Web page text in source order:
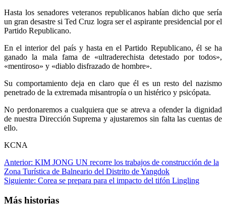
Hasta los senadores veteranos republicanos habían dicho que sería
un gran desastre si Ted Cruz logra ser el aspirante presidencial por el
Partido Republicano.
En el interior del país y hasta en el Partido Republicano, él se ha
ganado la mala fama de «ultraderechista detestado por todos»,
«mentiroso» y «diablo disfrazado de hombre».
Su comportamiento deja en claro que él es un resto del nazismo
penetrado de la extremada misantropía o un histérico y psicópata.
No perdonaremos a cualquiera que se atreva a ofender la dignidad
de nuestra Dirección Suprema y ajustaremos sin falta las cuentas de
ello.
KCNA
Navegación
de
Anterior: KIM JONG UN recorre los trabajos de construcción de la
Zona Turística de Balneario del Distrito de Yangdok
Siguiente: Corea se prepara para el impacto del tifón Lingling
Más historias